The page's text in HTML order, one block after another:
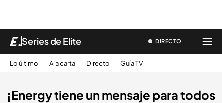
Series de Élite DIRECTO
Lo último A la carta Directo Guía TV
¡Energy tiene un mensaje para todos